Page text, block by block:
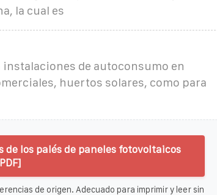
la cual es
de autoconsumo en
huertos solares, como para
de los palés de paneles fotovoltaicos
de origen. Adecuado para imprimir y leer sin